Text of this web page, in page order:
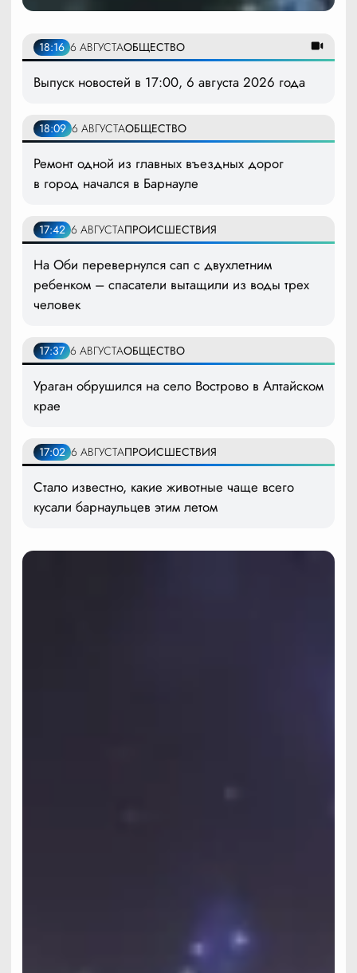
18:16 6 АВГУСТАОБЩЕСТВО
Выпуск новостей в 17:00, 6 августа 2026 года
18:09 6 АВГУСТАОБЩЕСТВО
Ремонт одной из главных въездных дорог
в город начался в Барнауле
17:42 6 АВГУСТАПРОИСШЕСТВИЯ
На Оби перевернулся сап с двухлетним
ребенком – спасатели вытащили из воды трех
человек
17:37 6 АВГУСТАОБЩЕСТВО
Ураган обрушился на село Вострово в Алтайском
крае
17:02 6 АВГУСТАПРОИСШЕСТВИЯ
Стало известно, какие животные чаще всего
кусали барнаульцев этим летом